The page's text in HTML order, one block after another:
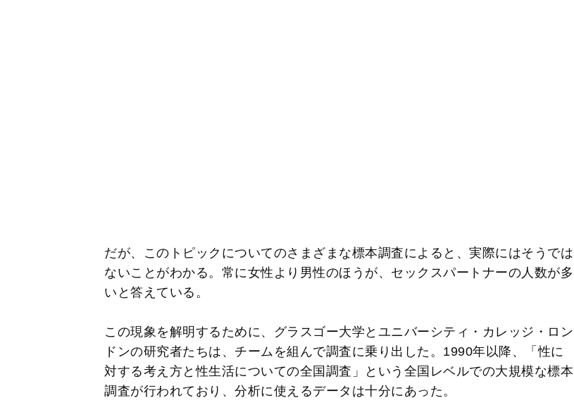
だが、このトピックについてのさまざまな標本調査によると、実際にはそうでは
ないことがわかる。常に女性より男性のほうが、セックスパートナーの人数が多
いと答えている。
この現象を解明するために、グラスゴー大学とユニバーシティ・カレッジ・ロン
ドンの研究者たちは、チームを組んで調査に乗り出した。1990年以降、「性に
対する考え方と性生活についての全国調査」という全国レベルでの大規模な標本
調査が行われており、分析に使えるデータは十分にあった。